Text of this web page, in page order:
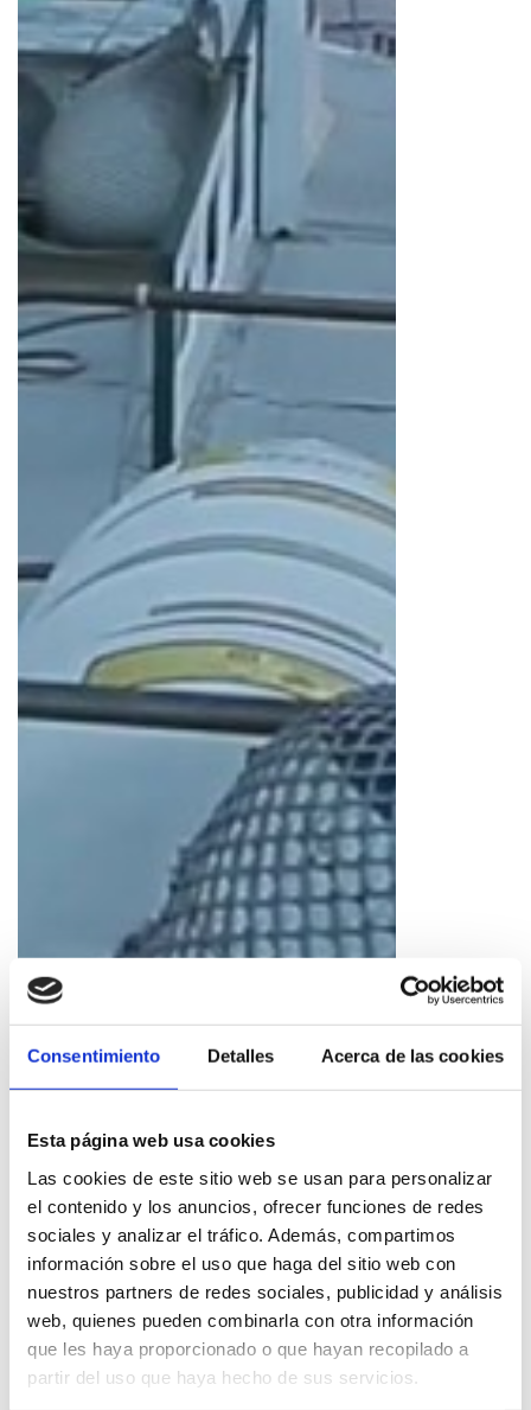
Consentimiento Detalles Acerca de las cookies
Esta página web usa cookies
Las cookies de este sitio web se usan para personalizar
el contenido y los anuncios, ofrecer funciones de redes
sociales y analizar el tráfico. Además, compartimos
información sobre el uso que haga del sitio web con
nuestros partners de redes sociales, publicidad y análisis
web, quienes pueden combinarla con otra información
que les haya proporcionado o que hayan recopilado a
partir del uso que haya hecho de sus servicios.
Bewegung 1. fischen
Die Geschichte beginnt auf dem Meer, mit den Fischern,
die jede Nacht mit Mauris Boot Mediterranium, begleitet
von Esteban, José Vicente und Abdul, auf der Suche nach